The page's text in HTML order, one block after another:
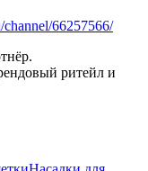
channel/66257566/
ритейл и